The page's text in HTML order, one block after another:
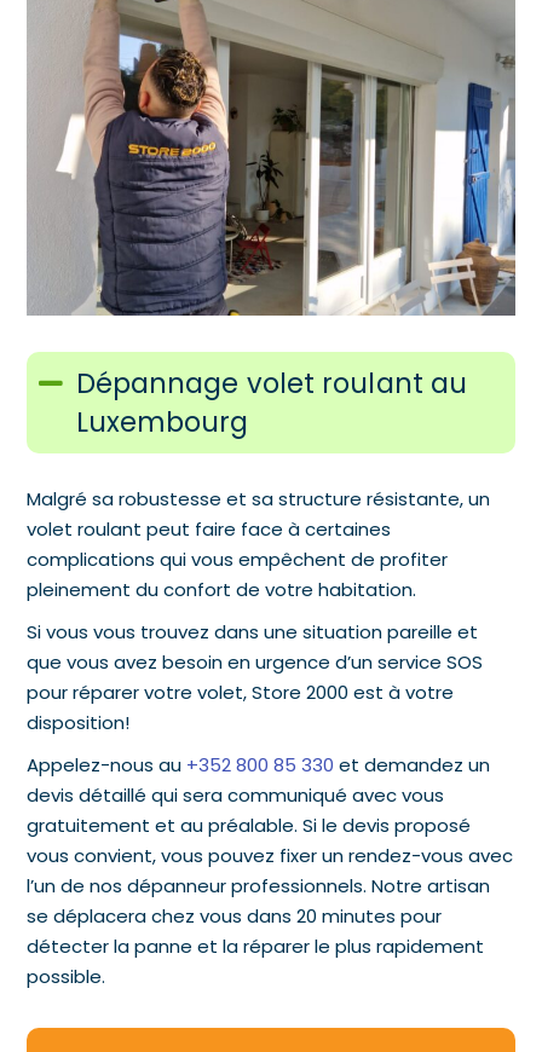
Dépannage volet roulant au
Luxembourg
Malgré sa robustesse et sa structure résistante, un
volet roulant peut faire face à certaines
complications qui vous empêchent de profiter
pleinement du confort de votre habitation.
Si vous vous trouvez dans une situation pareille et
que vous avez besoin en urgence d’un service SOS
pour réparer votre volet, Store 2000 est à votre
disposition!
Appelez-nous au +352 800 85 330 et demandez un
devis détaillé qui sera communiqué avec vous
gratuitement et au préalable. Si le devis proposé
vous convient, vous pouvez fixer un rendez-vous avec
l’un de nos dépanneur professionnels. Notre artisan
se déplacera chez vous dans 20 minutes pour
détecter la panne et la réparer le plus rapidement
possible.